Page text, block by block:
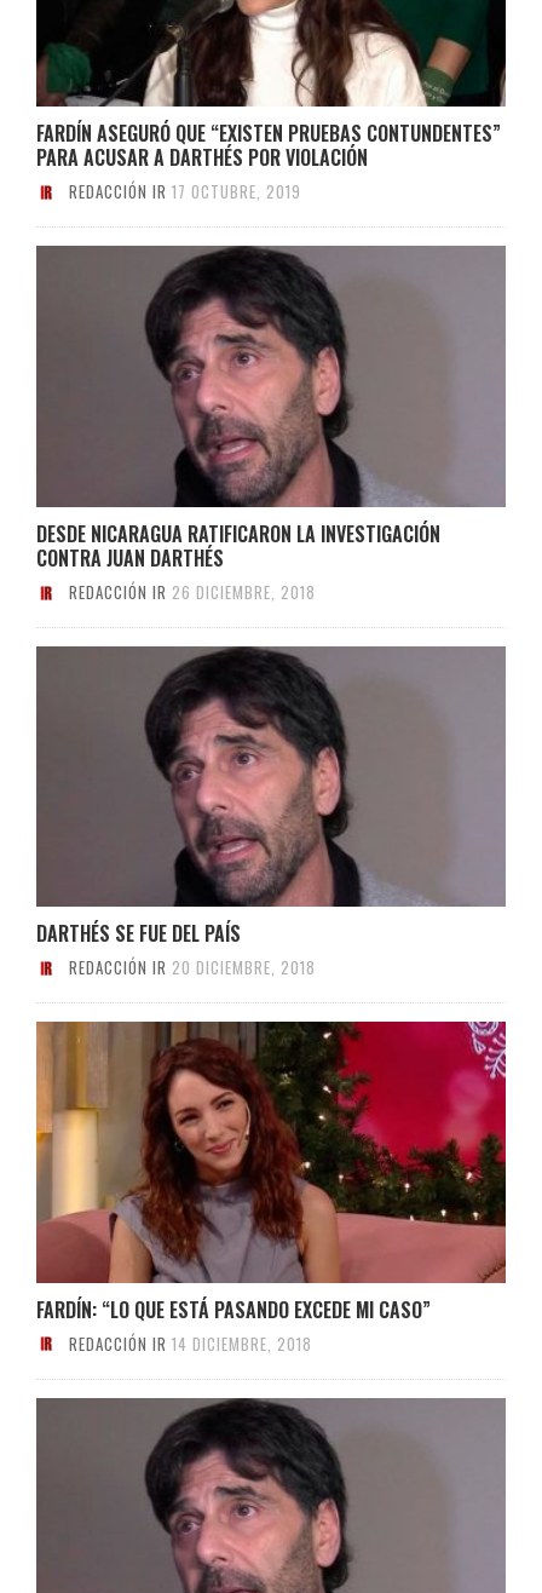
FARDÍN ASEGURÓ QUE “EXISTEN PRUEBAS CONTUNDENTES”
PARA ACUSAR A DARTHÉS POR VIOLACIÓN
REDACCIÓN IR 17 OCTUBRE, 2019
DESDE NICARAGUA RATIFICARON LA INVESTIGACIÓN
CONTRA JUAN DARTHÉS
REDACCIÓN IR 26 DICIEMBRE, 2018
DARTHÉS SE FUE DEL PAÍS
REDACCIÓN IR 20 DICIEMBRE, 2018
FARDÍN: “LO QUE ESTÁ PASANDO EXCEDE MI CASO”
REDACCIÓN IR 14 DICIEMBRE, 2018